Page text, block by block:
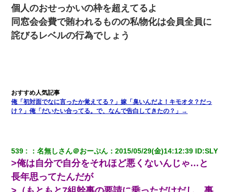
義兄嫁が義実家で「コロナ陽性だったからこのまま療養さ
せて下さい」と言い出してド修羅場になった
ちゃってさ～ほんと恥ずかしいわよね～（大声」新郎両親
「！！！（土下座」→ 結果・・・
宅飲みで女友達の乳を見てしまった・・・
個人のおせっかいの枠を超えてるよ
同窓会会費で賄われるものの私物化は会員全員に
詫びるレベルの行為でしょう
俺「初対面でなに言ったか覚えてる？」嫁「臭いんだよ！キモオタ？だっ
け？」俺「だいたい合ってる。で、なんで告白してきたの？」→
539 ：名無しさん＠おーぷん ：2015/05/29(金)14:12:39 ID:SLY
>俺は自分で自分をそれほど悪くないんじゃ…と
長年思ってたんだが